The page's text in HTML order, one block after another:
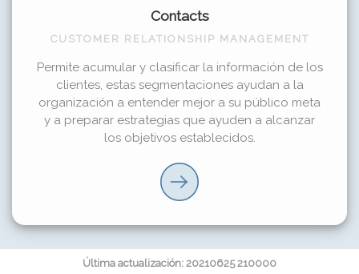
Contacts
CUSTOMER RELATIONSHIP MANAGEMENT
Permite acumular y clasificar la información de los
clientes, estas segmentaciones ayudan a la
organización a entender mejor a su público meta
y a preparar estrategias que ayuden a alcanzar
los objetivos establecidos.
Última actualización: 20210625 210000